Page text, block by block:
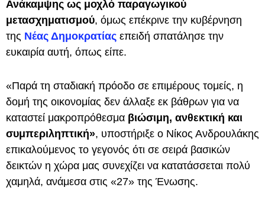
Ανάκαμψης ως μοχλό παραγωγικού
μετασχηματισμού, όμως επέκρινε την κυβέρνηση
της Νέας Δημοκρατίας επειδή σπατάλησε την
ευκαιρία αυτή, όπως είπε.
«Παρά τη σταδιακή πρόοδο σε επιμέρους τομείς, η
δομή της οικονομίας δεν άλλαξε εκ βάθρων για να
καταστεί μακροπρόθεσμα βιώσιμη, ανθεκτική και
συμπεριληπτική», υποστήριξε ο Νίκος Ανδρουλάκης
επικαλούμενος το γεγονός ότι σε σειρά βασικών
δεικτών η χώρα μας συνεχίζει να κατατάσσεται πολύ
χαμηλά, ανάμεσα στις «27» της Ένωσης.